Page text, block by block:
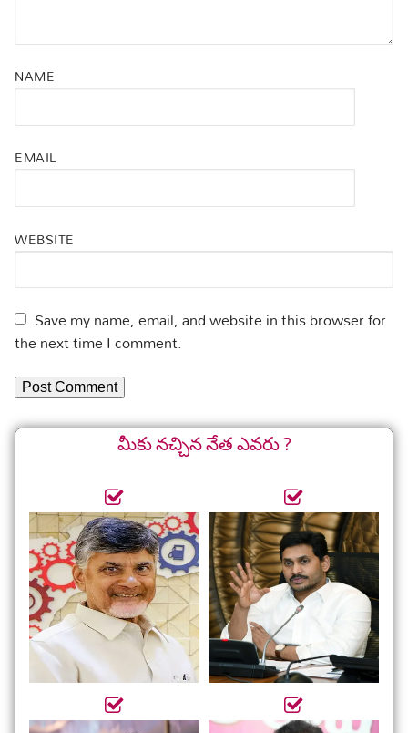
NAME
EMAIL
WEBSITE
Save my name, email, and website in this browser for
the next time I comment.
మీకు నచ్చిన నేత ఎవరు ?